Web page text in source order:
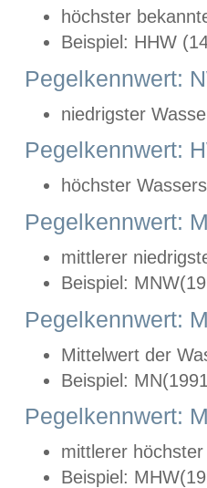
höchster
Beispiel: HHW
Pegelkennwert:
niedrigster
Pegelkennwert:
höchster
Pegelkennwert:
mittlerer
Beispiel:
Pegelkennwert:
Mittelwert der
Beispiel:
Pegelkennwert:
mittlerer
Beispiel: